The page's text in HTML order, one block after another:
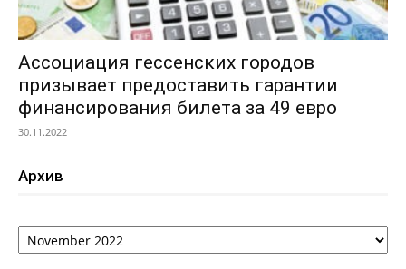
Ассоциация гессенских городов
призывает предоставить гарантии
финансирования билета за 49 евро
30.11.2022
Архив
Архив